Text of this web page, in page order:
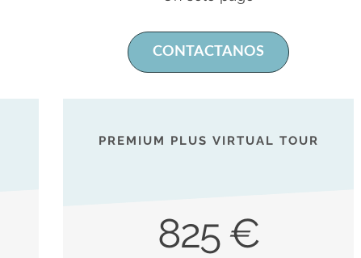
CONTACTANOS
PREMIUM PLUS VIRTUAL TOUR
825 €